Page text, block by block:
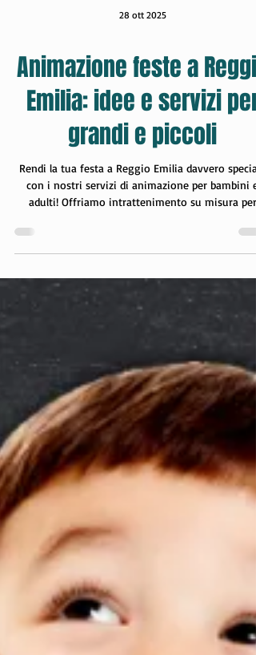
28 ott 2025
Animazione feste a Reggio
Emilia: idee e servizi per
grandi e piccoli
Rendi la tua festa a Reggio Emilia davvero
compleanni, matrimoni, eventi aziendali, feste di
piazza e serate a tema con musica, dj e karaoke.
Allestimenti, addobbi e location a disposizione per
ogni evento unico con animatori professionisti a
Reggio Emilia e provincia!